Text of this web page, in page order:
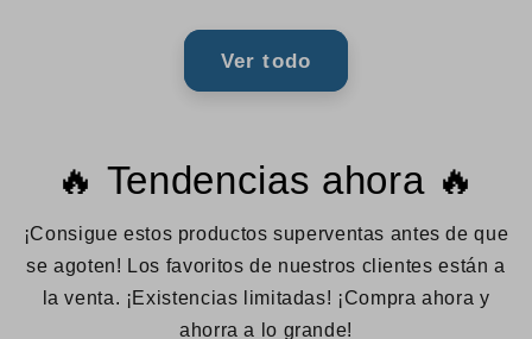
Ver todo
🔥 Tendencias ahora 🔥
¡Consigue estos productos superventas antes de que
se agoten! Los favoritos de nuestros clientes están a
la venta. ¡Existencias limitadas! ¡Compra ahora y
ahorra a lo grande!